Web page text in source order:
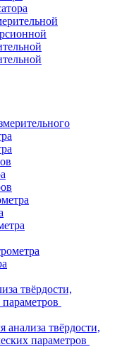
твёрдости,
анализа твёрдости,
параметров